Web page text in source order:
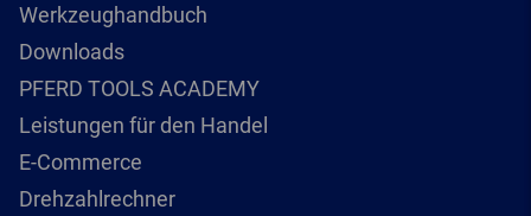
Werkzeughandbuch
Downloads
PFERD TOOLS ACADEMY
Leistungen für den Handel
E-Commerce
Drehzahlrechner